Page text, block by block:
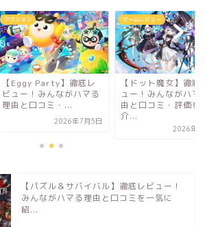
アクション
【Eggy Party】徹底レ
ビュー！みんながハマる
理由と口コミ・...
2026年7月5日
ゲームレビュー
【ドット魔女】徹底
ュー！みんながハマ
由と口コミ・評価を
介...
2026年4
【パズル＆サバイバル】徹底レビュー！
みんながハマる理由と口コミを一気に
紹...